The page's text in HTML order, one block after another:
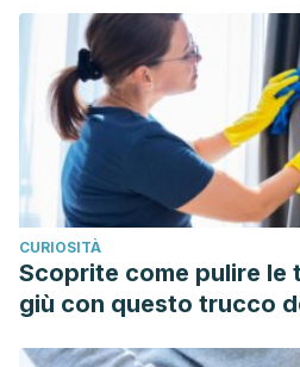
Psychophysiology. https://
8986.1994.tb01049.x
Carrillo, W. (2013). Lysozyme:
Allergenicity. Actualización En
CURIOSITÀ
Scoprite come pulire le
giù con questo trucco